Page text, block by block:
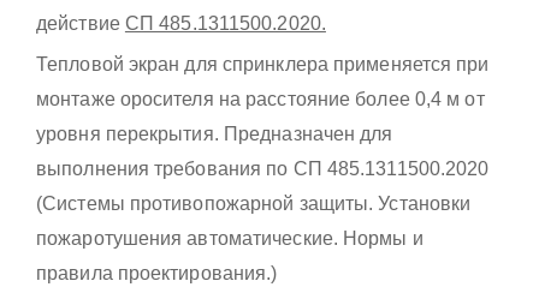
действие СП 485.1311500.2020.
Тепловой экран для спринклера применяется при
монтаже оросителя на расстояние более 0,4 м от
уровня перекрытия. Предназначен для
выполнения требования по СП 485.1311500.2020
(Системы противопожарной защиты. Установки
пожаротушения автоматические. Нормы и
правила проектирования.)